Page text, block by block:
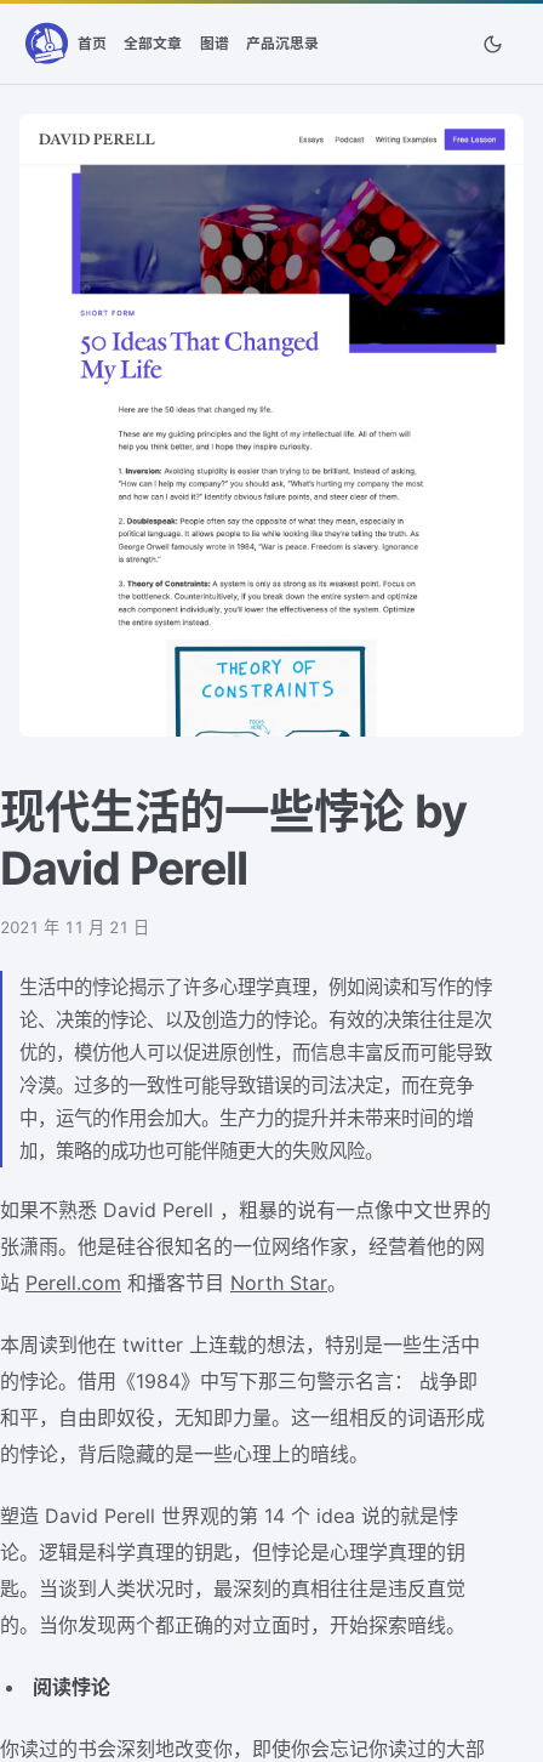
首页 全部文章 图谱 产品沉思录
现代生活的一些悖论 by
David Perell
2021 年 11 月 21 日
生活中的悖论揭示了许多心理学真理，例如阅读和写作的悖
论、决策的悖论、以及创造力的悖论。有效的决策往往是次
优的，模仿他人可以促进原创性，而信息丰富反而可能导致
冷漠。过多的一致性可能导致错误的司法决定，而在竞争
中，运气的作用会加大。生产力的提升并未带来时间的增
加，策略的成功也可能伴随更大的失败风险。
如果不熟悉 David Perell ，粗暴的说有一点像中文世界的
张潇雨。他是硅谷很知名的一位网络作家，经营着他的网
站 Perell.com 和播客节目 North Star。
本周读到他在 twitter 上连载的想法，特别是一些生活中
的悖论。借用《1984》中写下那三句警示名言： 战争即
和平，自由即奴役，无知即力量。这一组相反的词语形成
的悖论，背后隐藏的是一些心理上的暗线。
塑造 David Perell 世界观的第 14 个 idea 说的就是悖
论。逻辑是科学真理的钥匙，但悖论是心理学真理的钥
匙。当谈到人类状况时，最深刻的真相往往是违反直觉
的。当你发现两个都正确的对立面时，开始探索暗线。
阅读悖论
你读过的书会深刻地改变你，即使你会忘记你读过的大部